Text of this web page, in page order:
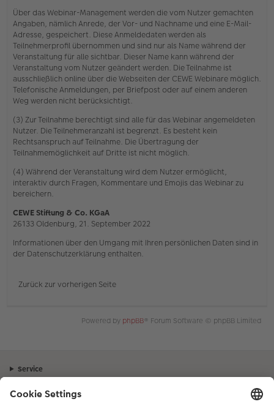
Über das Webinar-Management werden die vom Nutzer gemachten
Angaben, nämlich Anrede, der Vor- und Nachname und eine E-Mail-
Adresse, gespeichert. Diese Anmeldedaten werden als
Teilnehmerprofil übernommen und sind nur als Name während der
Veranstaltung für alle sichtbar. Dieser Name kann während der
Veranstaltung vom Nutzer geändert werden. Die Teilnahme ist
ausschließlich online über die Webseiten der CEWE Webinare möglich.
Telefonische Anmeldungen, per Briefpost oder auf einem anderen
Weg werden nicht berücksichtigt.
(3) Zur Teilnahme berechtigt sind alle für das Webinar angemeldeten
Nutzer. Die Teilnehmeranzahl ist begrenzt. Es besteht kein
Rechtsanspruch auf Teilnahme. Die Übertragung der
Teilnahmemöglichkeit auf Dritte ist nicht möglich.
(4) Während der Veranstaltung wird dem Nutzer ermöglicht,
interaktiv durch Fragen, Kommentare und Emojis das Webinar zu
bereichern.
CEWE Stiftung & Co. KGaA
26133 Oldenburg, 21. September 2022
Informationen über den Umgang mit Ihren persönlichen Daten sind in
der Datenschutzerklärung enthalten.
Zurück zur vorherigen Seite
Powered by phpBB® Forum Software © phpBB Limited
Service